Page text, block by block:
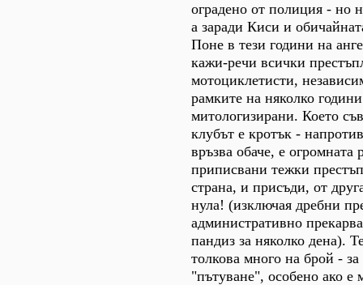
оградено от полиция - но
а заради Киси и
Поне в тези години на
кажи-речи всички
мотоциклетисти,
рамките на няколко
митологизирани. Което
клубът е кротък -
връзва обаче, е огромната
приписвани тежки
страна, и присъди, от
нула! (изключая дребни
административно
пандиз за няколко дена).
толкова много на брой -
"пътуване", особено ако е